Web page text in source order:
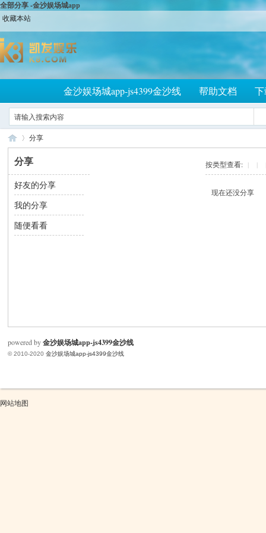
全部分享 -金沙娱场城app
收藏本站
金沙娱场城app-js4399金沙线 帮助文档
大 ›
分享
分享
好友的分享
我的分享
随便看看
按类型查看: | |
现在还没分享
powered by金沙娱场城app-js4399金沙线
© 2010-2020 金沙娱场城app-js4399金沙线
网站地图